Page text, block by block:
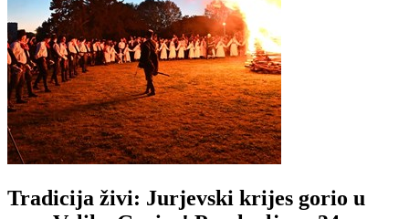
Tradicija živi: Jurjevski krijes gorio u